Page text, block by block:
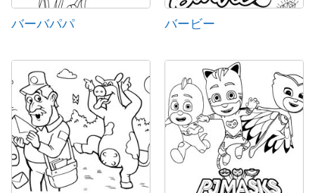
バーバパパ バービー